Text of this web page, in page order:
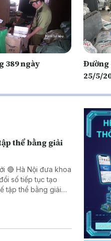
389 ngày
Đường
25/5/
thể bằng giải
🔴 Hà Nội đưa khoa
số tiếp tục tạo